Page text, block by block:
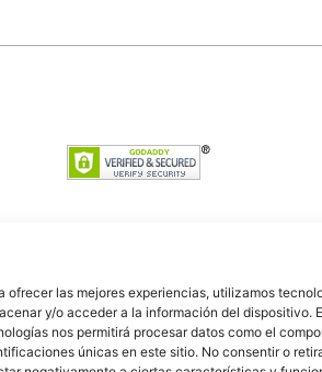
ofrecer las mejores experiencias, utilizamos
y/o acceder a la información del dispositivo.
nos permitirá procesar datos como el
únicas en este sitio. No consentir o